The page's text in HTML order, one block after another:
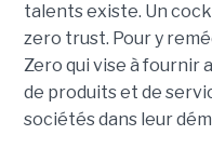
talents existe. Un
zero trust. Pour y
Zero qui vise à fournir
de produits et de
sociétés dans leur